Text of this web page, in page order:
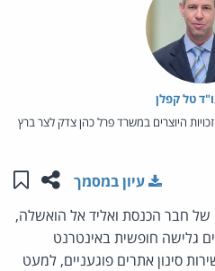
טל קפלן
היוצרים במשרד פרל כהן צדק לצר ברץ
שתפו
עיון במסמך
חוק פרטית [פ/1992/25] של חבר הכנסת ואליד אל הואשלה,
גלישה חופשית באינטרנט
סינון אתרים פוגעניים, למעט